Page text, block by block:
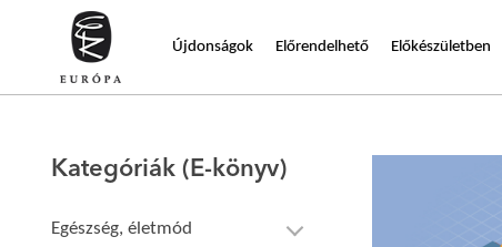
Újdonságok Előrendelhető Előkészületben
Kategóriák (E-könyv)
Egészség, életmód